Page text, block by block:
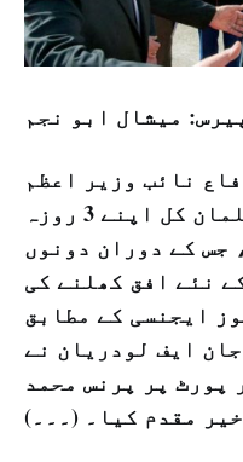
میشال ابو نجم
نائب وزیر اعظم
ولی عہد پرنس محمد بن سلمان کل اپنے 3 روزہ
جس کے دوران دونوں
نئے افق کھلنے کی
ایجنسی کے مطابق
ایف لودریان نے
پورٹ پر پرنس محمد
مقدم کیا۔ (۔۔۔)